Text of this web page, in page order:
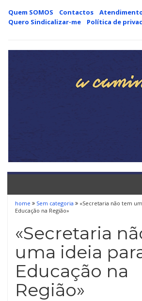
Skip
content
Quem SOMOS Contactos
Quero Sindicalizar-me
Política de
home Sem categoria
«Secretaria não tem
Educação na Região»
«Secretaria
uma ideia
Educação na
Região»